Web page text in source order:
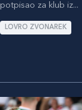
potpisao za klub iz...
LOVRO ZVONAREK